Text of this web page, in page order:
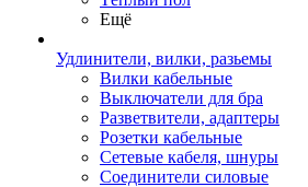
Ещё
Удлинители, вилки, разьемы
Вилки кабельные
Выключатели для бра
Разветвители, адаптеры
Розетки кабельные
Сетевые кабеля, шнуры
Соединители силовые